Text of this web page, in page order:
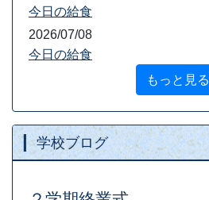
今日の給食
2026/07/08
今日の給食
もっと見る
学校ブログ